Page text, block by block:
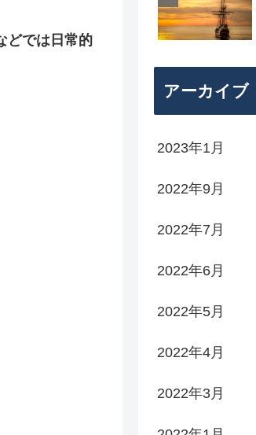
どでは日常的
アーカイブ
2023年1月
2022年9月
2022年7月
2022年6月
2022年5月
2022年4月
2022年3月